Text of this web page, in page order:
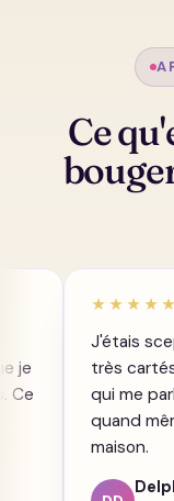
Ce
★★★★★
J'étais sceptique
très cartésienne
qui me parlait,
quand même
Delphine D.